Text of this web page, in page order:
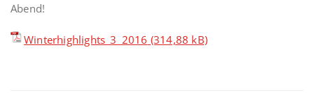
Abend!
Winterhighlights_3_2016